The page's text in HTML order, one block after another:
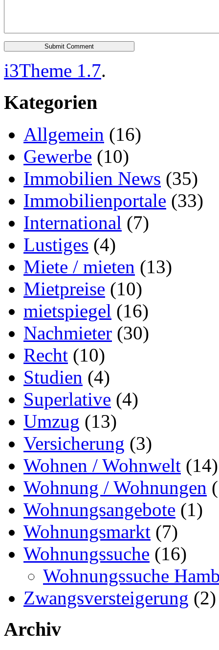
i3Theme 1.7.
Kategorien
Allgemein (16)
Gewerbe (10)
Immobilien News (35)
Immobilienportale (33)
International (7)
Lustiges (4)
Miete / mieten (13)
Mietpreise (10)
mietspiegel (16)
Nachmieter (30)
Recht (10)
Studien (4)
Superlative (4)
Umzug (13)
Versicherung (3)
Wohnen / Wohnwelt (14)
Wohnung / Wohnungen
Wohnungsangebote (1)
Wohnungsmarkt (7)
Wohnungssuche (16)
Wohnungssuche
Zwangsversteigerung (2)
Archiv